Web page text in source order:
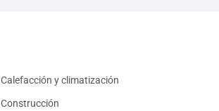
Calefacción y climatización
Construcción